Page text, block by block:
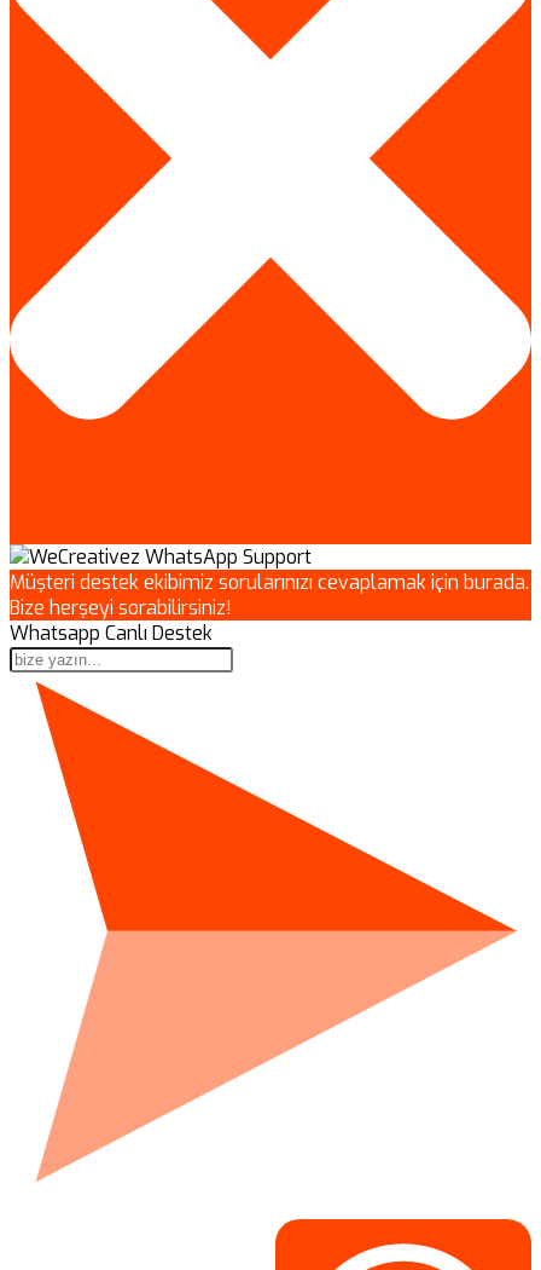
Müşteri destek ekibimiz sorularınızı cevaplamak için burada.
Bize herşeyi sorabilirsiniz!
Whatsapp Canlı Destek